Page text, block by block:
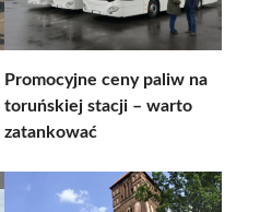
Promocyjne ceny paliw na
toruńskiej stacji – warto
zatankować